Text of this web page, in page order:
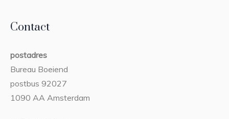
Contact
postadres
Bureau Boeiend
postbus 92027
1090 AA Amsterdam